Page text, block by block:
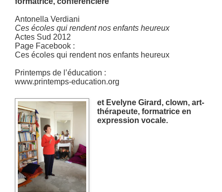
Antonella Verdiani
Ces écoles qui rendent nos enfants heureux
Actes Sud 2012
Page Facebook :
Ces écoles qui rendent nos enfants heureux
Printemps de l’éducation :
www.printemps-education.org
et Evelyne Girard, clown, art-
thérapeute, formatrice en
expression vocale.